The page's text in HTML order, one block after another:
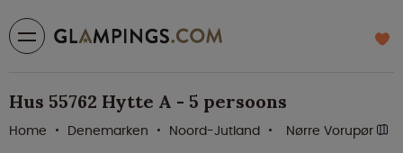
Hus 55762 Hytte A - 5 persoons
Home Denemarken Noord-Jutland Nørre Vorupør